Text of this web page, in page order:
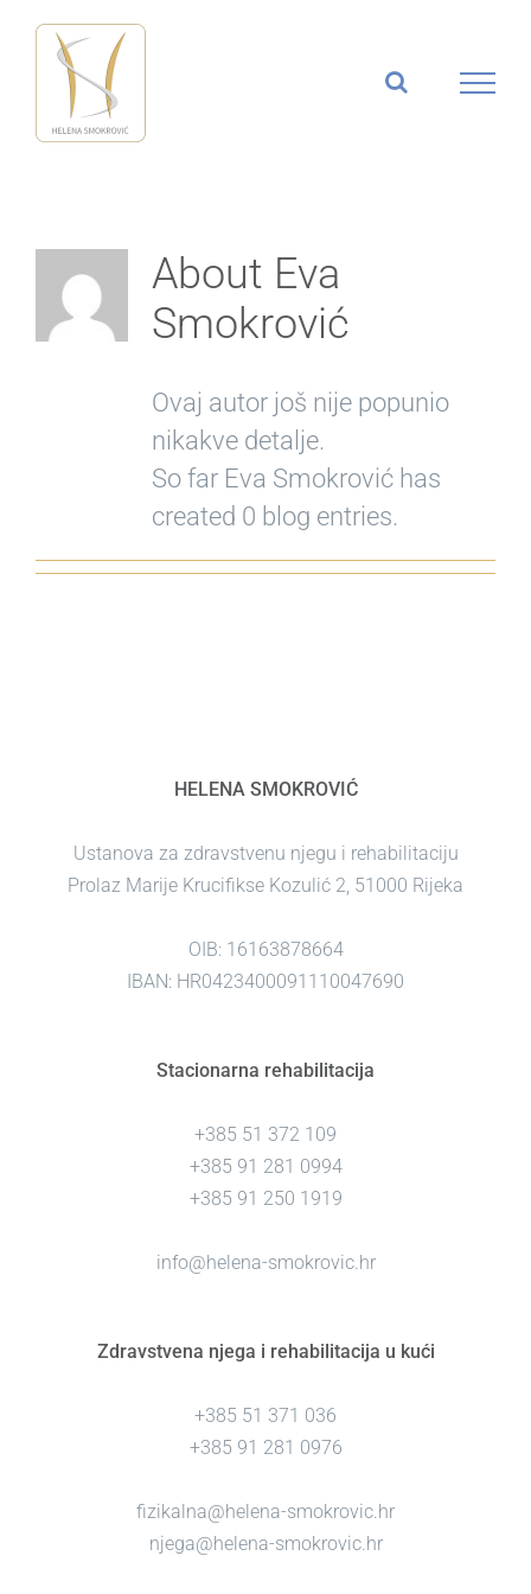
Skip
content
About Eva
Smokrović
Ovaj autor još nije popunio
nikakve detalje.
So far Eva Smokrović has
created 0 blog entries.
HELENA SMOKROVIĆ
Ustanova za zdravstvenu njegu i rehabilitaciju
Prolaz Marije Krucifikse Kozulić 2, 51000 Rijeka
OIB: 16163878664
IBAN: HR0423400091110047690
Stacionarna rehabilitacija
+385 51 372 109
+385 91 281 0994
+385 91 250 1919
info@helena-smokrovic.hr
Zdravstvena njega i rehabilitacija u kući
+385 51 371 036
+385 91 281 0976
fizikalna@helena-smokrovic.hr
njega@helena-smokrovic.hr